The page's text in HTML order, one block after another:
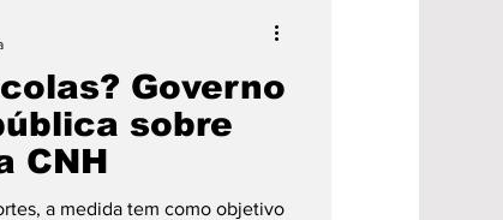
Prefeitura
Região
Governo
sobre
CNH
a medida tem como objetivo